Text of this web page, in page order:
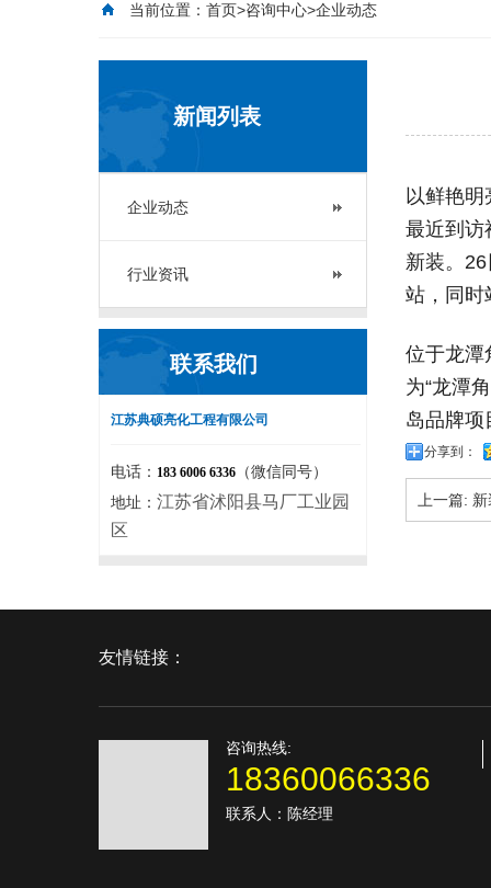
当前位置： 首页>咨询中心>企业动态
新闻列表
企业动态
行业资讯
联系我们
江苏典硕亮化工程有限公司
电话： 183 6006 6336 （微信同号）
地址： 江苏省沭阳县马厂工业园
区
以鲜艳
最近到访
新装。
站，同时
位于龙潭
为“龙潭
岛品牌项
分享到：
上一篇:
友情链接：
咨询热线:
18360066336
联系人：陈经理